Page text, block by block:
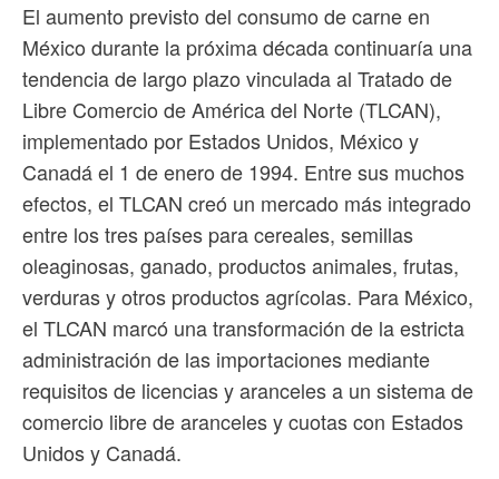
El aumento previsto del consumo de carne en
México durante la próxima década continuaría una
tendencia de largo plazo vinculada al Tratado de
Libre Comercio de América del Norte (TLCAN),
implementado por Estados Unidos, México y
Canadá el 1 de enero de 1994. Entre sus muchos
efectos, el TLCAN creó un mercado más integrado
entre los tres países para cereales, semillas
oleaginosas, ganado, productos animales, frutas,
verduras y otros productos agrícolas. Para México,
el TLCAN marcó una transformación de la estricta
administración de las importaciones mediante
requisitos de licencias y aranceles a un sistema de
comercio libre de aranceles y cuotas con Estados
Unidos y Canadá.